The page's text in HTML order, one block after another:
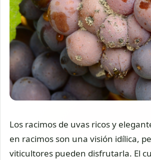
Los racimos de uvas ricos y
en racimos son una visión idílica,
viticultores pueden disfrutarla. El